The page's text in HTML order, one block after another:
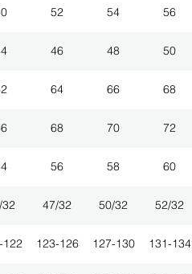
52 54 56
46 48 50
64 66 68
68 70 72
56 58 60
32 47/32 50/32 52/32
122 123-126 127-130 131-134